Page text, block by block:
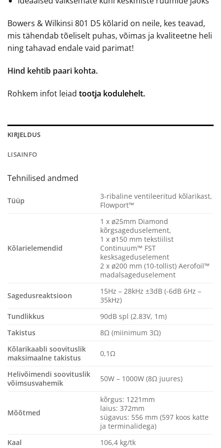
Bowers & Wilkinsi 801 D5 kõlarid on neile, kes teavad,
mis tähendab tõeliselt puhas, võimas ja kvaliteetne heli
ning tahavad endale vaid parimat!
Hind kehtib paari kohta.
Rohkem infot leiad tootja kodulehelt.
KIRJELDUS
LISAINFO
Tehnilised andmed
Tüüp
3-ribaline ventileeritud kõlarikast,
Flowport™
Kõlarielemendid
1 x ø25mm Diamond
kõrgsageduselement,
1 x ø150 mm tekstiilist
Continuum™ FST
kesksageduselement
2 x ø200 mm (10-tollist) Aerofoil™
madalsageduselement
Sagedusreaktsioon
15Hz – 28kHz ±3dB (-6dB 6Hz –
35kHz)
Tundlikkus
90dB spl (2.83V, 1m)
Takistus
8Ω (miinimum 3Ω)
Kõlarikaabli soovituslik
maksimaalne takistus
0,1Ω
Helivõimendi soovituslik
võimsusvahemik
50W – 1000W (8Ω juures)
Mõõtmed
kõrgus: 1221mm
laius: 372mm
sügavus: 556 mm (597 koos katte
ja terminalidega)
Kaal
106,4 kg/tk